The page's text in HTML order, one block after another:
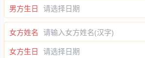
男方生日
女方姓名
女方生日